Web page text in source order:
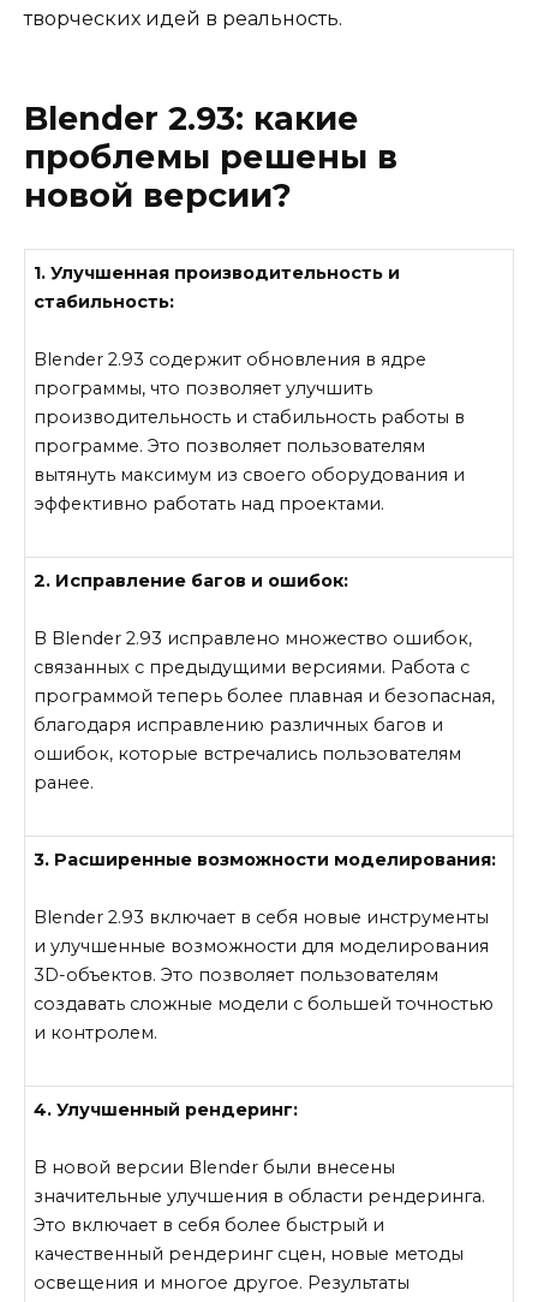
творческих идей в реальность.
Blender 2.93: какие
проблемы решены в
новой версии?
1. Улучшенная производительность и
стабильность:
Blender 2.93 содержит обновления в ядре
программы, что позволяет улучшить
производительность и стабильность работы в
программе. Это позволяет пользователям
вытянуть максимум из своего оборудования и
эффективно работать над проектами.
2. Исправление багов и ошибок:
В Blender 2.93 исправлено множество ошибок,
связанных с предыдущими версиями. Работа с
программой теперь более плавная и безопасная,
благодаря исправлению различных багов и
ошибок, которые встречались пользователям
ранее.
3. Расширенные возможности моделирования:
Blender 2.93 включает в себя новые инструменты
и улучшенные возможности для моделирования
3D-объектов. Это позволяет пользователям
создавать сложные модели с большей точностью
и контролем.
4. Улучшенный рендеринг:
В новой версии Blender были внесены
значительные улучшения в области рендеринга.
Это включает в себя более быстрый и
качественный рендеринг сцен, новые методы
освещения и многое другое. Результаты